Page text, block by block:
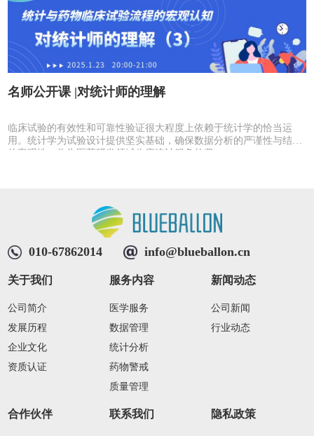
名师公开课 |对统计师的理解
临床试验的有效性和可靠性验证很大程度上依赖于统计学的恰当运
用。统计学为试验设计提供坚实基础，确保数据分析的严谨性与结果
的客观性。作为医药研发领域临床统计服务的坚...
010-67862014 info@blueballon.cn
关于我们
公司简介
发展历程
企业文化
资质认证
服务内容
医学服务
数据管理
统计分析
药物警戒
质量管理
新闻动态
公司新闻
行业动态
合作伙伴 联系我们 隐私政策